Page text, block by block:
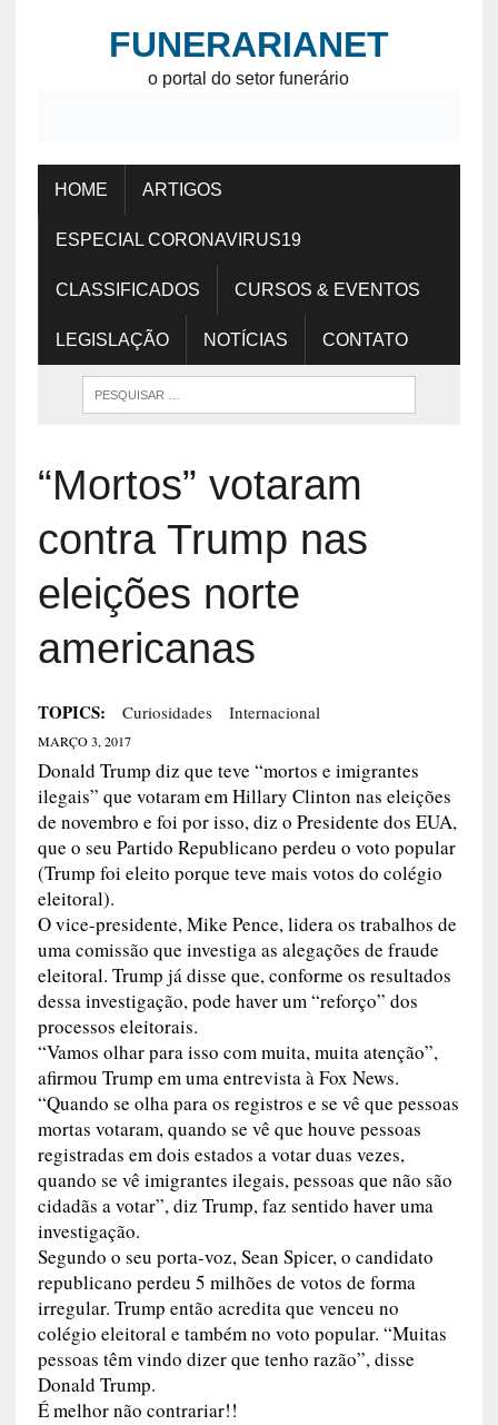
FUNERARIANET
o portal do setor funerário
HOME ARTIGOS
ESPECIAL CORONAVIRUS19
CLASSIFICADOS CURSOS & EVENTOS
LEGISLAÇÃO NOTÍCIAS CONTATO
“Mortos” votaram
contra Trump nas
eleições norte
americanas
TOPICS: Curiosidades Internacional
MARÇO 3, 2017
Donald Trump diz que teve “mortos e imigrantes
ilegais” que votaram em Hillary Clinton nas eleições
de novembro e foi por isso, diz o Presidente dos EUA,
que o seu Partido Republicano perdeu o voto popular
(Trump foi eleito porque teve mais votos do colégio
eleitoral).
O vice-presidente, Mike Pence, lidera os trabalhos de
uma comissão que investiga as alegações de fraude
eleitoral. Trump já disse que, conforme os resultados
dessa investigação, pode haver um “reforço” dos
processos eleitorais.
“Vamos olhar para isso com muita, muita atenção”,
afirmou Trump em uma entrevista à Fox News.
“Quando se olha para os registros e se vê que pessoas
mortas votaram, quando se vê que houve pessoas
registradas em dois estados a votar duas vezes,
quando se vê imigrantes ilegais, pessoas que não são
cidadãs a votar”, diz Trump, faz sentido haver uma
investigação.
Segundo o seu porta-voz, Sean Spicer, o candidato
republicano perdeu 5 milhões de votos de forma
irregular. Trump então acredita que venceu no
colégio eleitoral e também no voto popular. “Muitas
pessoas têm vindo dizer que tenho razão”, disse
Donald Trump.
É melhor não contrariar!!